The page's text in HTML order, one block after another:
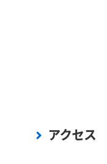
アクセス